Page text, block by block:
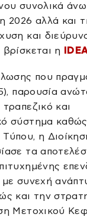
συνολικά
2026 αλλά και
και
η
που
παρουσία
και
σύστημα καθώς
η
τα
με συνεχή
και την
Μετοχικού